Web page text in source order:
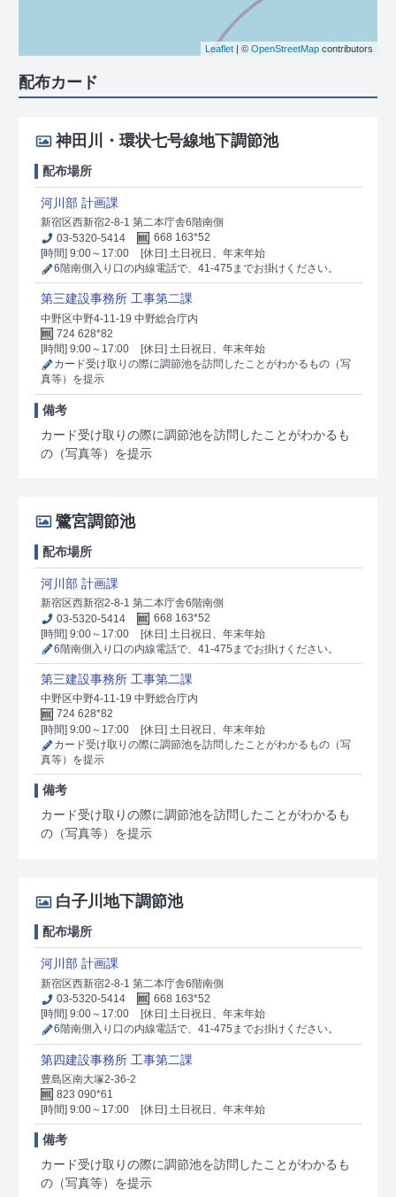
Leaflet | © OpenStreetMap contributors
配布カード
神田川・環状七号線地下調節池
配布場所
河川部 計画課
新宿区西新宿2-8-1 第二本庁舎6階南側
03-5320-5414
668 163*52
[時間] 9:00～17:00
[休日] 土日祝日、年末年始
6階南側入り口の内線電話で、41-475までお掛けください。
第三建設事務所 工事第二課
中野区中野4-11-19 中野総合庁内
724 628*82
[時間] 9:00～17:00
[休日] 土日祝日、年末年始
カード受け取りの際に調節池を訪問したことがわかるもの（写
真等）を提示
備考
カード受け取りの際に調節池を訪問したことがわかるも
の（写真等）を提示
鷺宮調節池
配布場所
河川部 計画課
新宿区西新宿2-8-1 第二本庁舎6階南側
03-5320-5414
668 163*52
[時間] 9:00～17:00
[休日] 土日祝日、年末年始
6階南側入り口の内線電話で、41-475までお掛けください。
第三建設事務所 工事第二課
中野区中野4-11-19 中野総合庁内
724 628*82
[時間] 9:00～17:00
[休日] 土日祝日、年末年始
カード受け取りの際に調節池を訪問したことがわかるもの（写
真等）を提示
備考
カード受け取りの際に調節池を訪問したことがわかるも
の（写真等）を提示
白子川地下調節池
配布場所
河川部 計画課
新宿区西新宿2-8-1 第二本庁舎6階南側
03-5320-5414
668 163*52
[時間] 9:00～17:00
[休日] 土日祝日、年末年始
6階南側入り口の内線電話で、41-475までお掛けください。
第四建設事務所 工事第二課
豊島区南大塚2-36-2
823 090*61
[時間] 9:00～17:00
[休日] 土日祝日、年末年始
備考
カード受け取りの際に調節池を訪問したことがわかるも
の（写真等）を提示